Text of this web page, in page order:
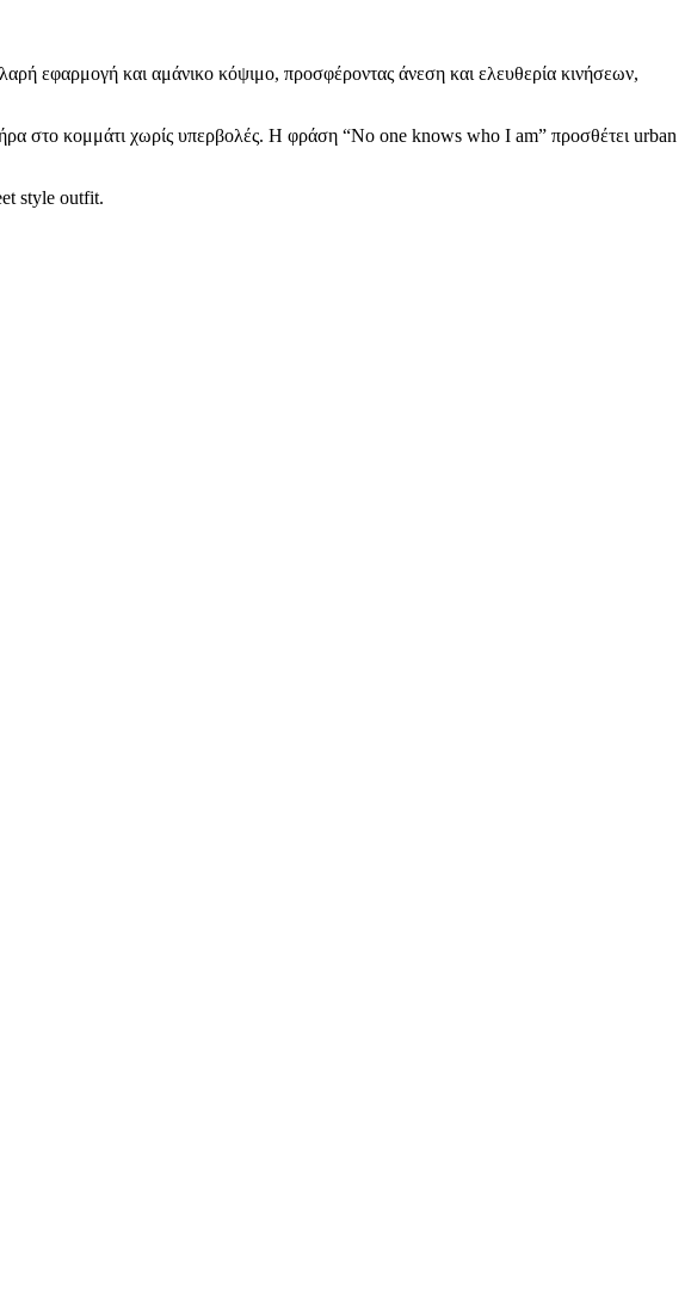
εφαρμογή και αμάνικο κόψιμο, προσφέροντας άνεση και ελευθερία κινήσεων,
στο κομμάτι χωρίς υπερβολές. Η φράση “No one knows who I am” προσθέτει urban
style outfit.